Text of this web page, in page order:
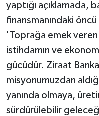
yaptığı açıklamada,
finansmanındaki
'Toprağa emek
istihdamın ve
gücüdür. Ziraat
misyonumuzdan
yanında olmaya,
sürdürülebilir